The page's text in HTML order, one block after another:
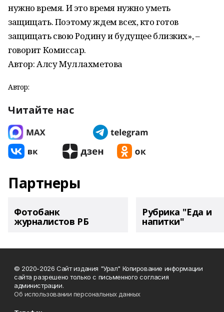
нужно время. И это время нужно уметь
защищать. Поэтому ждем всех, кто готов
защищать свою Родину и будущее близких», –
говорит Комиссар.
Автор: Алсу Муллахметова
Автор:
Читайте нас
Партнеры
Фотобанк
журналистов РБ
Рубрика "Еда и
напитки"
© 2020-2026 Сайт издания "Урал" Копирование информации
сайта разрешено только с письменного согласия
администрации.
Об использовании персональных данных